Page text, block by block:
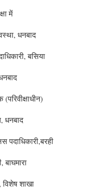
में
धनबाद
बसिया
धनबाद
विशेष शाखा